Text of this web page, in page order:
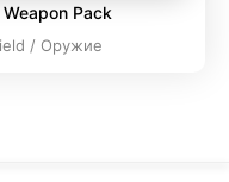
Pack
/ Оружие